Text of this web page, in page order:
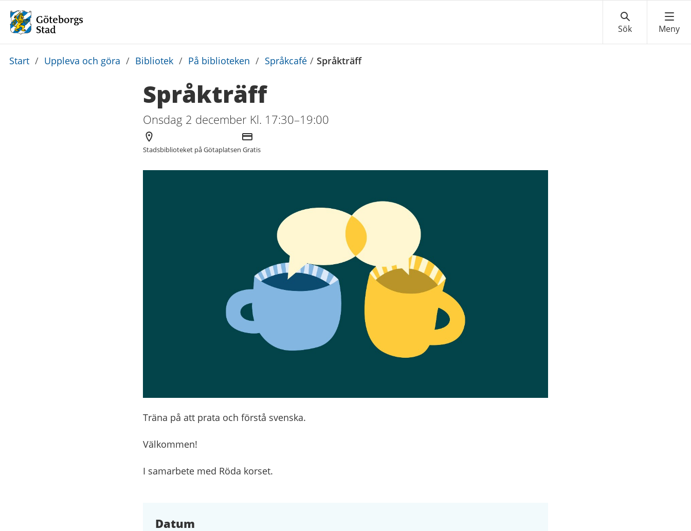
Du
Start / Uppleva och göra / Bibliotek / På biblioteken / Språkcafé / Språkträff
Språkträff
Onsdag 2 december Kl. 17:30–19:00
Arrangör
Stadsbiblioteket på Götaplatsen
Kostnad
Gratis
Träna på att prata och förstå svenska.
Välkommen!
I samarbete med Röda korset.
Datum